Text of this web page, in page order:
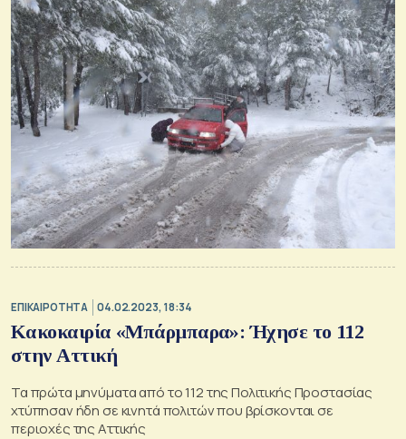
ΕΠΙΚΑΙΡΟΤΗΤΑ 04.02.2023, 18:34
Κακοκαιρία «Μπάρμπαρα»: Ήχησε το 112
στην Αττική
Τα πρώτα μηνύματα από το 112 της Πολιτικής Προστασίας
χτύπησαν ήδη σε κινητά πολιτών που βρίσκονται σε
περιοχές της Αττικής